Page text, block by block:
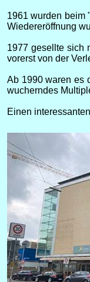
1961 wurden beim
Wiedereröffnung
1977 gesellte sich
vorerst von der
Ab 1990 waren es
wucherndes
Einen